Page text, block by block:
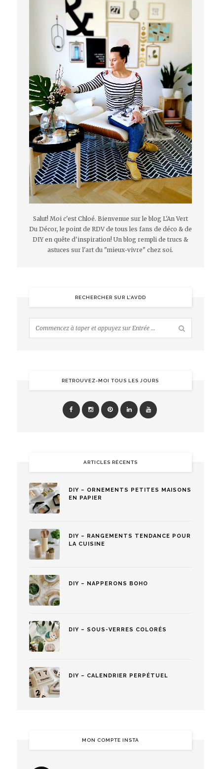
Salut! Moi c'est Chloé. Bienvenue sur le blog L'An Vert
Du Décor, le point de RDV de tous les fans de déco & de
DIY en quête d'inspiration! Un blog rempli de trucs &
astuces sur l'art du "mieux-vivre" chez soi.
RECHERCHER SUR L’AVDD
RETROUVEZ-MOI TOUS LES JOURS
ARTICLES RÉCENTS
DIY – ORNEMENTS PETITES MAISONS
EN PAPIER
DIY – RANGEMENTS TENDANCE POUR
LA CUISINE
DIY – NAPPERONS BOHO
DIY – SOUS-VERRES COLORÉS
DIY – CALENDRIER PERPÉTUEL
MON COMPTE INSTA